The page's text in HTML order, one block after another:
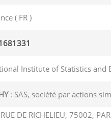
( FR )
Institute of Statistics and
: SAS, société par actions
DE RICHELIEU, 75002,